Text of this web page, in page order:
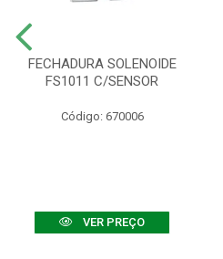
FECHADURA SOLENOIDE
FS1011 C/SENSOR
Código: 670006
VER PREÇO